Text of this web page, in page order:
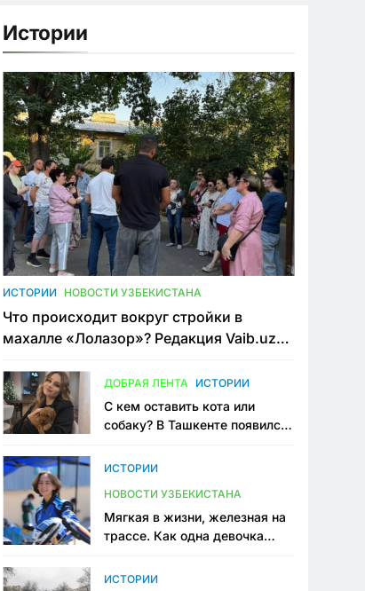
Истории
ИСТОРИИ НОВОСТИ УЗБЕКИСТАНА
Что происходит вокруг стройки в
махалле «Лолазор»? Редакция Vaib.uz
конфликта
ДОБРАЯ ЛЕНТА ИСТОРИИ
С кем оставить кота или
собаку? В Ташкенте появился
ИСТОРИИ
НОВОСТИ УЗБЕКИСТАНА
Мягкая в жизни, железная на
трассе. Как одна девочка
Узбекистане
ИСТОРИИ